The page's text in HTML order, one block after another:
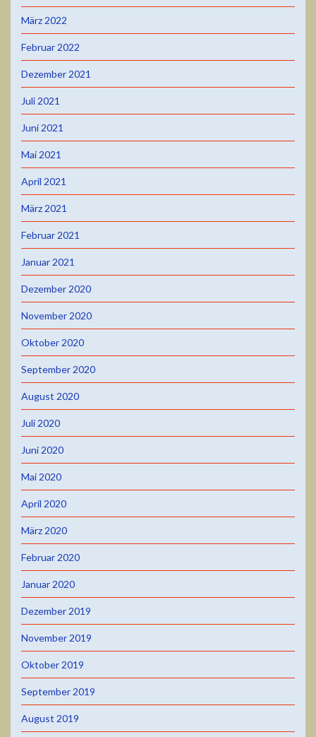
März 2022
Februar 2022
Dezember 2021
Juli 2021
Juni 2021
Mai 2021
April 2021
März 2021
Februar 2021
Januar 2021
Dezember 2020
November 2020
Oktober 2020
September 2020
August 2020
Juli 2020
Juni 2020
Mai 2020
April 2020
März 2020
Februar 2020
Januar 2020
Dezember 2019
November 2019
Oktober 2019
September 2019
August 2019